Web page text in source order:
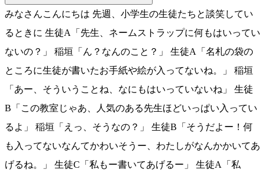
みなさんこんにちは 先週、小学生の生徒たちと談笑してい
るときに 生徒A「先生、ネームストラップに何もはいってい
ないの？」 稲垣「ん？なんのこと？」 生徒A「名札の袋の
ところに生徒が書いたお手紙や絵が入ってないね。」 稲垣
「あー、そういうことね、なにもはいっていないね」 生徒
B「この教室じゃあ、人気のある先生ほどいっぱい入ってい
るよ」 稲垣「えっ、そうなの？」 生徒B「そうだよー！何
も入ってないなんてかわいそうー、わたしがなんかかいてあ
げるね。」 生徒C「私もー書いてあげるー」 生徒A「私